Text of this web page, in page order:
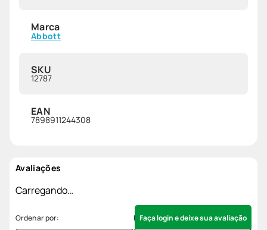
Marca
Abbott
SKU
12787
EAN
7898911244308
Avaliações
Carregando…
Faça login e deixe sua avaliação